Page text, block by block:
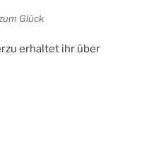
Glück
erhaltet ihr über